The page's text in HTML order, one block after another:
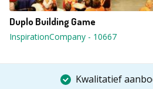
Duplo Building Game
InspirationCompany - 10667
Kwalitatief